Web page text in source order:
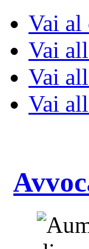
Vai al
Vai
Vai
Vai